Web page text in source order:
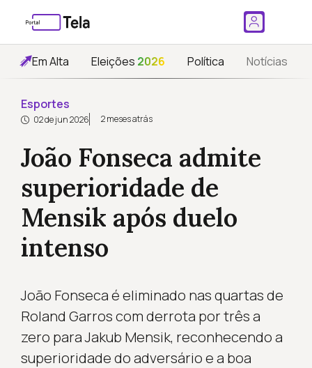
Em Alta Eleições 2026 Política Notícias
Esportes
02 de jun 2026 2 meses atrás
João Fonseca admite
superioridade de
Mensik após duelo
intenso
João Fonseca é eliminado nas quartas de
Roland Garros com derrota por três a
zero para Jakub Mensik, reconhecendo a
superioridade do adversário e a boa